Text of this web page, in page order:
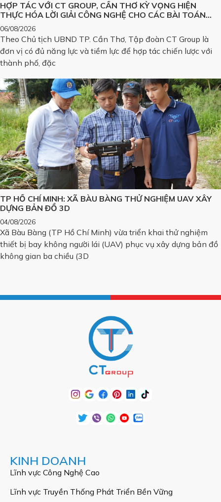
HỢP TÁC VỚI CT GROUP, CẦN THƠ KỲ VỌNG HIỆN
THỰC HÓA LỜI GIẢI CÔNG NGHỆ CHO CÁC BÀI TOÁN
LỚN
06/08/2026
Theo Chủ tịch UBND TP. Cần Thơ, Tập đoàn CT Group là
đơn vị có đủ năng lực và tiềm lực để hợp tác chiến lược với
thành phố, đặc
TP HỒ CHÍ MINH: XÃ BÀU BÀNG THỬ NGHIỆM UAV XÂY
DỰNG BẢN ĐỒ 3D
04/08/2026
Xã Bàu Bàng (TP Hồ Chí Minh) vừa triển khai thử nghiệm
thiết bị bay không người lái (UAV) phục vụ xây dựng bản đồ
không gian ba chiều (3D
KINH DOANH
Lĩnh vực Công Nghệ Cao
Lĩnh vực Truyền Thống Phát Triển Bền Vững